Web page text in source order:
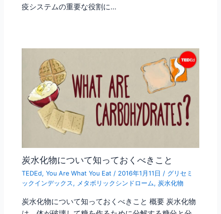
疫システムの重要な役割に…
炭水化物について知っておくべきこと
TEDEd,You Are What You Eat / 2016年1月11日/ グリセミ
ックインデックス, メタボリックシンドローム,炭水化物
炭水化物について知っておくべきこと 概要 炭水化物